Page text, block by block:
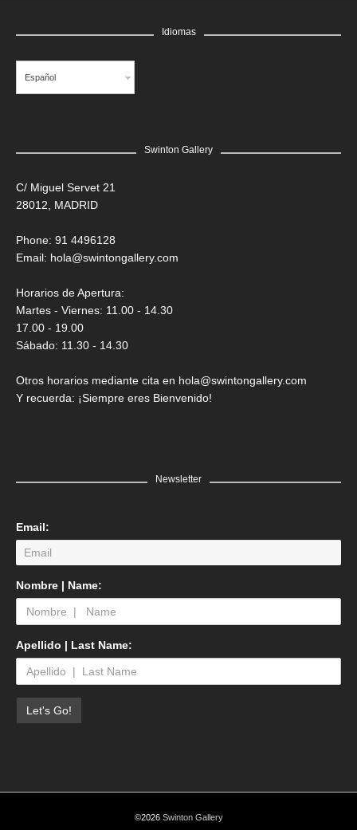
Idiomas
Español
Swinton Gallery
C/ Miguel Servet 21
28012, MADRID
Phone: 91 4496128
Email: hola@swintongallery.com
Horarios de Apertura:
Martes - Viernes: 11.00 - 14.30
17.00 - 19.00
Sábado: 11.30 - 14.30
Otros horarios mediante cita en hola@swintongallery.com
Y recuerda: ¡Siempre eres Bienvenido!
Newsletter
Email:
Nombre | Name:
Apellido | Last Name:
©2026 Swinton Gallery